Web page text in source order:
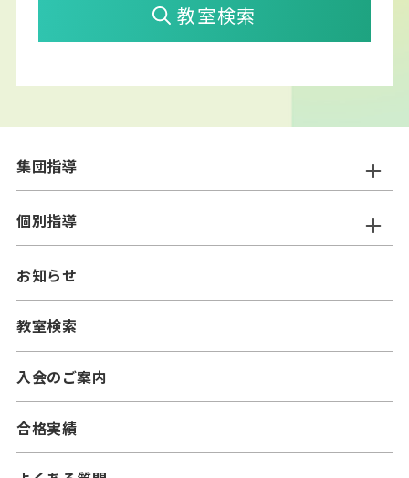
教室検索
お知らせ
教室検索
入会のご案内
合格実績
集団指導
ニスコ進学スクール
━小学生コース
━中学生コース
━中学生コース
個別指導
ニスコパーソナル
━小学生コース
━中学生コース
━高校生コース